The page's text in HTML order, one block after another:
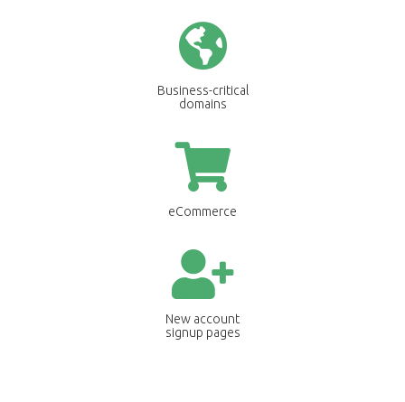
Business-critical
domains
eCommerce
New account
signup pages